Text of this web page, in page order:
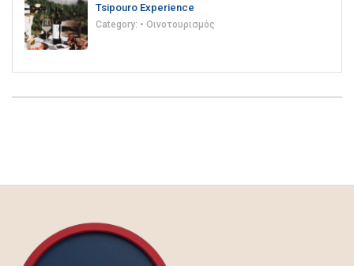
Tsipouro Experience
Category: • Οινοτουρισμός